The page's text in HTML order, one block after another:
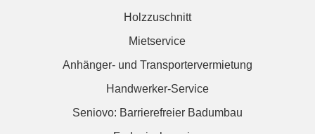
Holzzuschnitt
Mietservice
Anhänger- und Transportervermietung
Handwerker-Service
Seniovo: Barrierefreier Badumbau